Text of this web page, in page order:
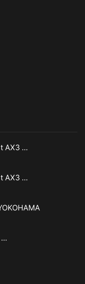
AX3 ...
AX3 ...